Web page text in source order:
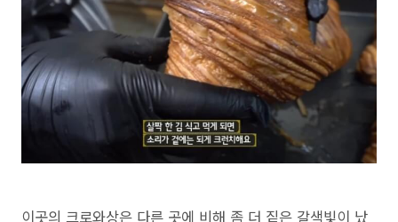
이곳의 크로와상은 다른 곳에 비해 좀 더 짙은 갈색빛이 났